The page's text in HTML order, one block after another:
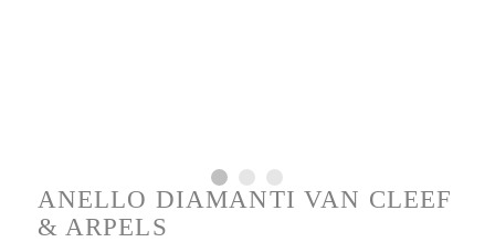
ANELLO DIAMANTI VAN CLEEF
& ARPELS